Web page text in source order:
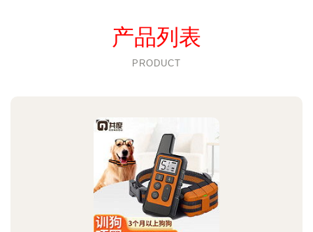
产品列表
PRODUCT